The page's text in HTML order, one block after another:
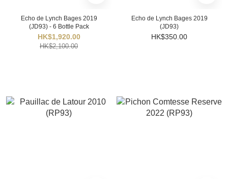
Echo de Lynch Bages 2019
(JD93) - 6 Bottle Pack
HK$1,920.00
HK$2,100.00
Echo de Lynch Bages 2019
(JD93)
HK$350.00